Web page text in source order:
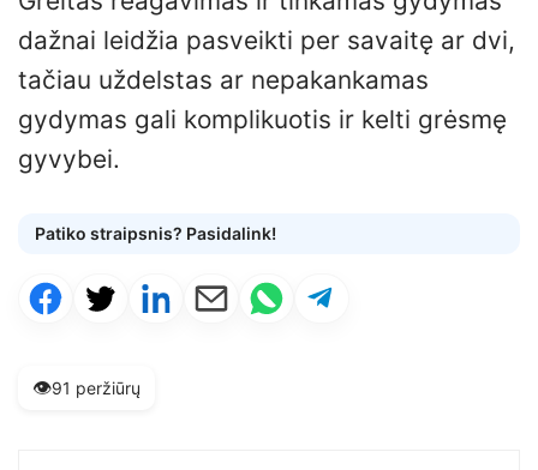
dažnai leidžia pasveikti per savaitę ar dvi,
tačiau uždelstas ar nepakankamas
gydymas gali komplikuotis ir kelti grėsmę
gyvybei.
Patiko straipsnis? Pasidalink!
👁️91 peržiūrų